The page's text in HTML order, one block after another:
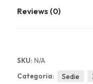
Reviews (0)
SKU: N/A
Categoria:
Sedie